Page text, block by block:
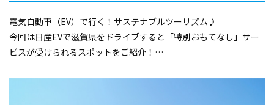
電気自動車（EV）で行く！サステナブルツーリズム♪
今回は日産EVで滋賀県をドライブすると「特別おもてなし」サー
ビスが受けられるスポットをご紹介！